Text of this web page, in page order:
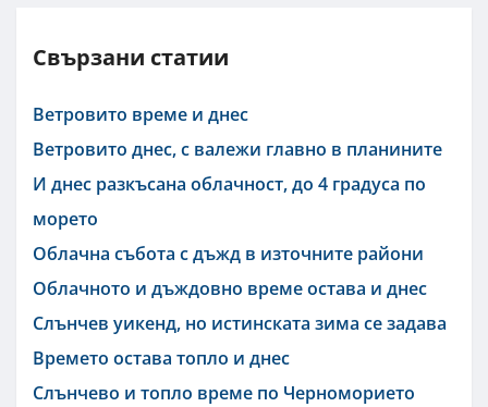
Свързани статии
Ветровито време и днес
Ветровито днес, с валежи главно в планините
И днес разкъсана облачност, до 4 градуса по
морето
Облачна събота с дъжд в източните райони
Облачното и дъждовно време остава и днес
Слънчев уикенд, но истинската зима се задава
Времето остава топло и днес
Слънчево и топло време по Черноморието